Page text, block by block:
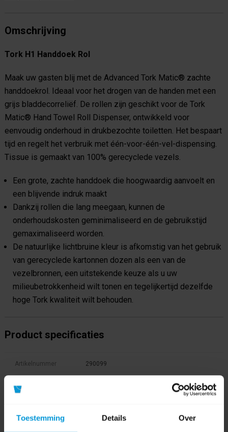
Toestemming Details Over
Omschrijving
Tork H1 Handdoek Rol
Maak uw gasten blij met de Advanced Tork Matic® zachte
handdoekrol. Ideaal voor het drogen van de handen met een
grijs bladdecorreliëf. De rollen zijn geschikt voor de Tork
Matic® Hand Towel Roll Dispenser, ontwikkeld voor
eenvoudig onderhoud in drukbezochte toiletten. Het bespaart
tijd en regelt het verbruik met één-voor-één-vel-dispensing.
Tissue is gemaakt van 100% gerecyclede vezels.
Een grote, zachte handdoek die hoogwaardig aanvoelt en
een blijvende indruk maakt
Dankzij rollen die lang meegaan, kunnen de
onderhoudskosten geminimaliseerd en de gebruikstijd
gemaximaliseerd worden.
De natuurlijke lichtbruine kleur is afkomstig van het gebruik
van gerecyclede kartonnen dozen als een van de
vezelbronnen, een uitstekende keuze als u uw
milieubetrokkenheid wilt tonen en tegelijkertijd dezelfde
hoge Tork kwaliteit wilt behouden.
Product specificaties
Artikelnummer 290099
GTIN barcode